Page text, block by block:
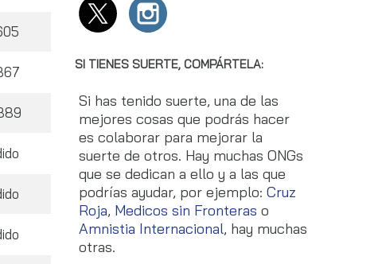
SI TIENES SUERTE, COMPÁRTELA:
Si has tenido suerte, una de las
mejores cosas que podrás hacer
es colaborar para mejorar la
suerte de otros. Hay muchas ONGs
que se dedican a ello y a las que
podrías ayudar, por ejemplo:Cruz
Roja, Medicos sin Fronteras o
Amnistia Internacional, hay muchas
otras.